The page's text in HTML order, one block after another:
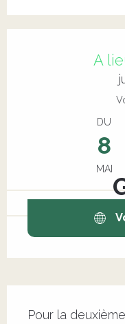
A
DU
8
MAI
Pour la